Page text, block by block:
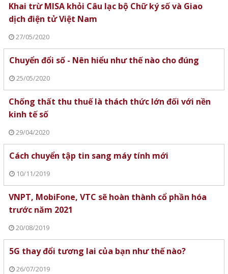
Khai trừ MISA khỏi Câu lạc bộ Chữ ký số và Giao
dịch điện tử Việt Nam
27/05/2020
Chuyển đổi số - Nên hiểu như thế nào cho đúng
25/05/2020
Chống thất thu thuế là thách thức lớn đối với nền
kinh tế số
29/04/2020
Cách chuyển tập tin sang máy tính mới
10/11/2019
VNPT, MobiFone, VTC sẽ hoàn thành cổ phần hóa
trước năm 2021
20/08/2019
5G thay đổi tương lai của bạn như thế nào?
26/07/2019